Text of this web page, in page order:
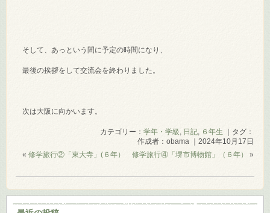
そして、あっという間に予定の時間になり、
最後の挨拶をして交流会を終わりました。
次は大阪に向かいます。
カテゴリー： 学年・学級 , 日記, ６年生 ｜タグ：
作成者：obama ｜2024年10月17日
«修学旅行②「東大寺」(６年） 修学旅行④「堺市博物館」（６年） »